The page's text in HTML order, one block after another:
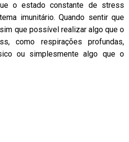
o estado constante de stress
imunitário. Quando sentir que
que possível realizar algo que o
como respirações profundas,
ou simplesmente algo que o